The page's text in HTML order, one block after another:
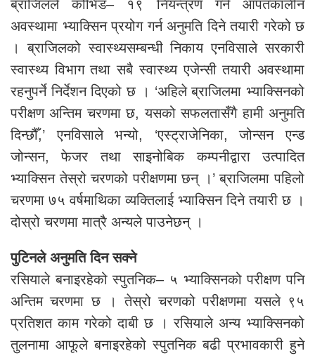
ब्राजिलले कोभिड– १९ नियन्त्रण गर्न आपतकालीन
अवस्थामा भ्याक्सिन प्रयोग गर्न अनुमति दिने तयारी गरेको छ
। ब्राजिलको स्वास्थ्यसम्बन्धी निकाय एनविसाले सरकारी
स्वास्थ्य विभाग तथा सबै स्वास्थ्य एजेन्सी तयारी अवस्थामा
रहनुपर्ने निर्देशन दिएको छ । ‘अहिले ब्राजिलमा भ्याक्सिनको
परीक्षण अन्तिम चरणमा छ, यसको सफलतासँगै हामी अनुमति
दिन्छौँ,’ एनविसाले भन्यो, ‘एस्ट्राजेनिका, जोन्सन एन्ड
जोन्सन, फेजर तथा साइनोबिक कम्पनीद्वारा उत्पादित
भ्याक्सिन तेस्रो चरणको परीक्षणमा छन् ।’ ब्राजिलमा पहिलो
चरणमा ७५ वर्षमाथिका व्यक्तिलाई भ्याक्सिन दिने तयारी छ ।
दोस्रो चरणमा मात्रै अन्यले पाउनेछन् ।
पुटिनले अनुमति दिन सक्ने
रसियाले बनाइरहेको स्पुतनिक– ५ भ्याक्सिनको परीक्षण पनि
अन्तिम चरणमा छ । तेस्रो चरणको परीक्षणमा यसले ९५
प्रतिशत काम गरेको दाबी छ । रसियाले अन्य भ्याक्सिनको
तुलनामा आफूले बनाइरहेको स्पुतनिक बढी प्रभावकारी हुने